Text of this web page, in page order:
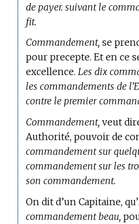
de payer. suivant le
fit.
Commandement, se
pour precepte. Et en ce
excellence.Les dix
les commandements de
contre le premier
Commandement, veut
Authorité, pouvoir de
commandement sur
commandement sur les
son commandement.
On dit d’un Capitaine, qu’
commandement beau,